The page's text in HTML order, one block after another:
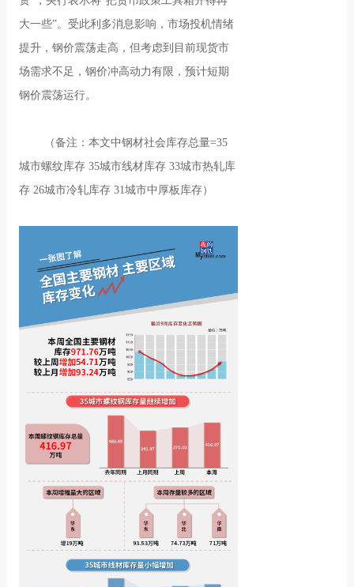
大一些”。受此利多消息影响，市场投机情绪
提升，钢价震荡走高，但考虑到目前现货市
场需求不足，钢价冲高动力有限，预计短期
钢价震荡运行。
（备注：本文中钢材社会库存总量=35
城市螺纹库存 35城市线材库存 33城市热轧库
存 26城市冷轧库存 31城市中厚板库存）